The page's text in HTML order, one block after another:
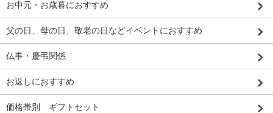
お中元・お歳暮におすすめ
父の日、母の日、敬老の日などイベントにおすすめ
仏事・慶弔関係
お返しにおすすめ
価格帯別 ギフトセット